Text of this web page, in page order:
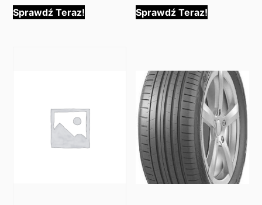
Sprawdź Teraz! Sprawdź Teraz!